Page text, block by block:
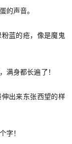
声音。
蓝的疮，像是魔鬼
满身都长遍了！
出来东张西望的样
字！